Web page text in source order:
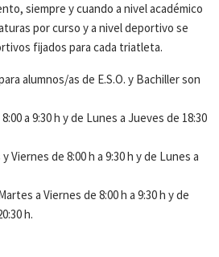
siempre y cuando a nivel académico
por curso y a nivel deportivo se
fijados para cada triatleta.
alumnos/as de E.S.O. y Bachiller son
a 9:30 h y de Lunes a Jueves de 18:30
Viernes de 8:00 h a 9:30 h y de Lunes a
a Viernes de 8:00 h a 9:30 h y de
h.